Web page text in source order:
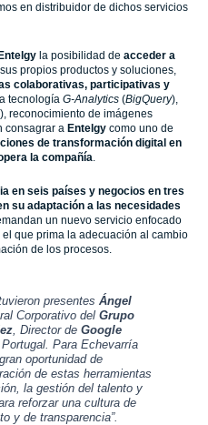
en distribuidor de dichos servicios
Entelgy la posibilidad de acceder a
propios productos y soluciones,
colaborativas, participativas y
tecnología G-Analytics (BigQuery),
), reconocimiento de imágenes
consagrar a Entelgy como uno de
de transformación digital en
la compañía.
en seis países y negocios en tres
su adaptación a las necesidades
un nuevo servicio enfocado
que prima la adecuación al cambio
de los procesos.
presentes Ángel
Corporativo del Grupo
, Director de Google
Para Echevarría
oportunidad de
de estas herramientas
la gestión del talento y
reforzar una cultura de
y de transparencia”.